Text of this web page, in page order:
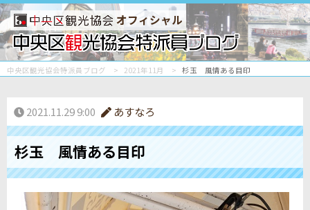
オフィシャル
中央区観光協会特派員ブログ 2021年11月 杉玉 風情ある目印
2021.11.29 9:00 あすなろ
杉玉 風情ある目印